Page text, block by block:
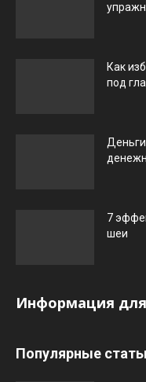
Как
под
Деньги
7
шеи
Информация
Популярные